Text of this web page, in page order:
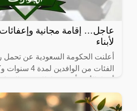
عاجل… إقامة مجانية
لأبناء
أعلنت الحكومة السعودية عن
الفئات من
في تقديم